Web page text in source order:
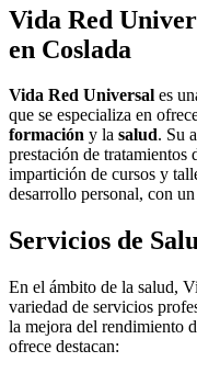
Vida Red
en Coslada
Vida Red Universal es
que se especializa en
formación y la salud. Su
prestación de tratamientos
impartición de cursos y
desarrollo personal, con
Servicios de
En el ámbito de la salud,
variedad de servicios
la mejora del rendimiento
ofrece destacan: